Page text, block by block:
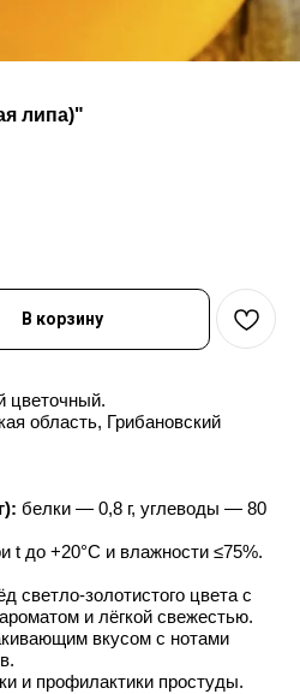
липа)"
В корзину
цветочный.
область, Грибановский
белки — 0,8 г, углеводы — 80
t до +20°C и влажности ≤75%.
светло-золотистого цвета с
и лёгкой свежестью.
вкусом с нотами
и профилактики простуды.